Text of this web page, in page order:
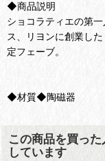
◆商品説明
ショコラティエの第
ス、リヨンに創業し
定フェーブ。
◆材質◆陶磁器
この商品を買っ
しています